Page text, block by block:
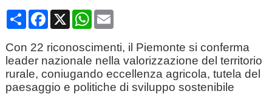
CondividiFacebook
X WhatsApp
Email
Con 22 riconoscimenti, il Piemonte si conferma
leader nazionale nella valorizzazione del territorio
rurale, coniugando eccellenza agricola, tutela del
paesaggio e politiche di sviluppo sostenibile